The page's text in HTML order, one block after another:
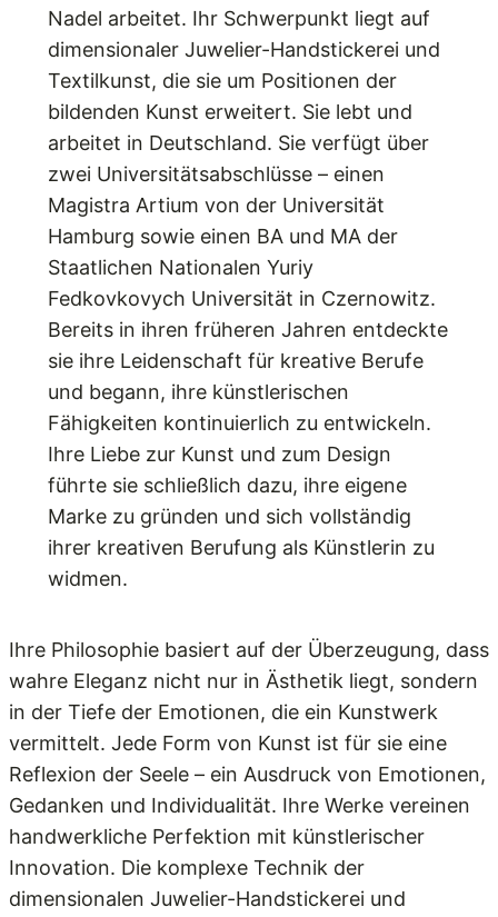
Nadel arbeitet. Ihr Schwerpunkt liegt auf
dimensionaler Juwelier-Handstickerei und
Textilkunst, die sie um Positionen der
bildenden Kunst erweitert. Sie lebt und
arbeitet in Deutschland. Sie verfügt über
zwei Universitätsabschlüsse – einen
Magistra Artium von der Universität
Hamburg sowie einen BA und MA der
Staatlichen Nationalen Yuriy
Fedkovkovych Universität in Czernowitz.
Bereits in ihren früheren Jahren entdeckte
sie ihre Leidenschaft für kreative Berufe
und begann, ihre künstlerischen
Fähigkeiten kontinuierlich zu entwickeln.
Ihre Liebe zur Kunst und zum Design
führte sie schließlich dazu, ihre eigene
Marke zu gründen und sich vollständig
ihrer kreativen Berufung als Künstlerin zu
widmen.
Ihre Philosophie basiert auf der Überzeugung, dass
wahre Eleganz nicht nur in Ästhetik liegt, sondern
in der Tiefe der Emotionen, die ein Kunstwerk
vermittelt. Jede Form von Kunst ist für sie eine
Reflexion der Seele – ein Ausdruck von Emotionen,
Gedanken und Individualität. Ihre Werke vereinen
handwerkliche Perfektion mit künstlerischer
Innovation. Die komplexe Technik der
dimensionalen Juwelier-Handstickerei und